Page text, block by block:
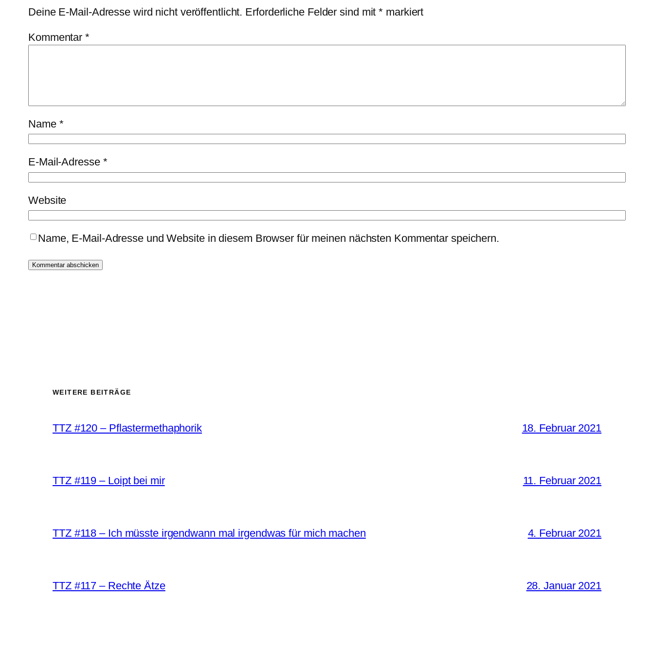
Deine E-Mail-Adresse wird nicht veröffentlicht. Erforderliche Felder sind mit* markiert
Kommentar*
Name *
E-Mail-Adresse *
Website
Name, E-Mail-Adresse und Website in diesem Browser für meinen nächsten Kommentar speichern.
WEITERE BEITRÄGE
TTZ #120 – Pflastermethaphorik 18. Februar 2021
TTZ #119 – Loipt bei mir 11. Februar 2021
TTZ #118 – Ich müsste irgendwann mal irgendwas für mich machen 4. Februar 2021
TTZ #117 – Rechte Ätze 28. Januar 2021